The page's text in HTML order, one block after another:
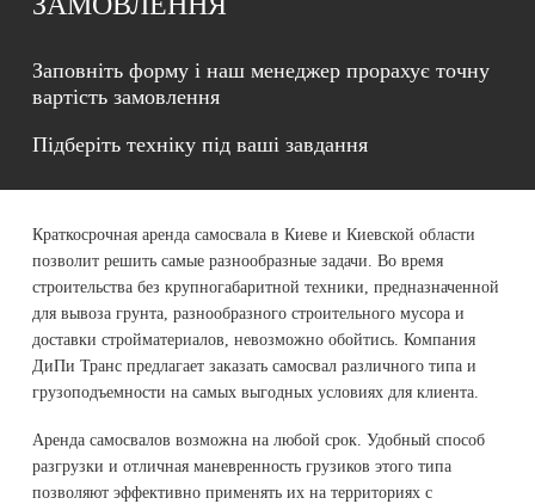
Заповніть форму і наш менеджер прорахує точну
вартість замовлення
Підберіть техніку під ваші завдання
Краткосрочная аренда самосвала в Киеве и Киевской области
позволит решить самые разнообразные задачи. Во время
строительства без крупногабаритной техники, предназначенной
для вывоза грунта, разнообразного строительного мусора и
доставки стройматериалов, невозможно обойтись. Компания
ДиПи Транс предлагает заказать самосвал различного типа и
грузоподъемности на самых выгодных условиях для клиента.
Аренда самосвалов возможна на любой срок. Удобный способ
разгрузки и отличная маневренность грузиков этого типа
позволяют эффективно применять их на территориях с